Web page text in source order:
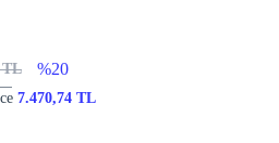
TL %20
7.470,74 TL